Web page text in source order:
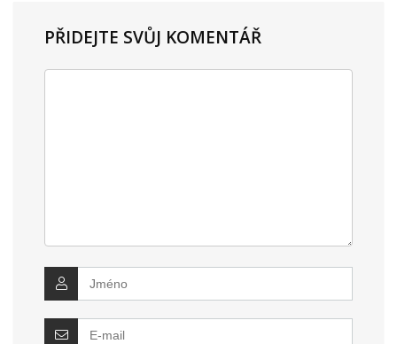
PŘIDEJTE SVŮJ KOMENTÁŘ